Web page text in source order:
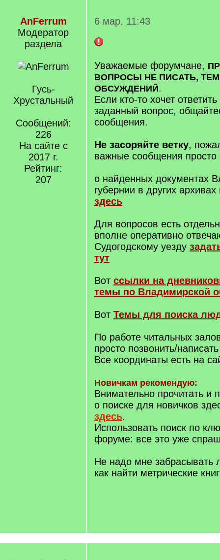
AnFerrum
Модератор
раздела
Гусь-
Хрустальный
Сообщений:
226
На сайте с
2017 г.
Рейтинг:
207
6 мар. 11:43
Уважаемые форумчане,
ВОПРОСЫ НЕ ПИСАТЬ,
ОБСУЖДЕНИЙ.
Если кто-то хочет
заданный вопрос,
сообщения.
Не засоряйте ветку,
важные сообщения просто
о найденных документах
губернии в других
здесь
Для вопросов есть
вполне оперативно
Судогодскому уезду
тут
Вот ссылки на
темы по Владимирской
Вот Темы для поиска
По работе читальных
просто позвонить/
Все координаты есть на
Новичкам рекомендую:
Внимательно прочитать и
о поиске для новичков
здесь.
Использовать поиск по
форуме: все это уже
Не надо мне забрасывать
как найти метрические